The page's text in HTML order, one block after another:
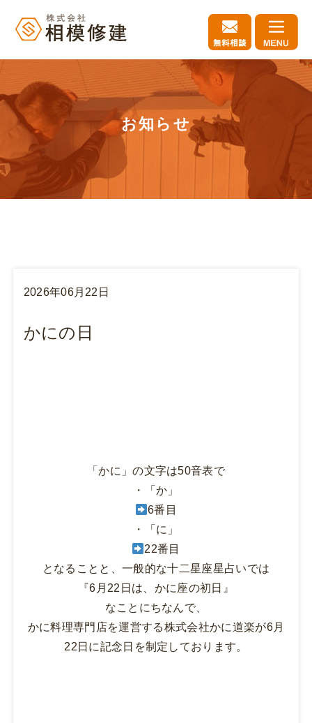
お知らせ
2026年06月22日
かにの日
「かに」の文字は50音表で
・「か」
6番目
・「に」
22番目
となることと、一般的な十二星座星占いでは
『6月22日は、かに座の初日』
なことにちなんで、
かに料理専門店を運営する株式会社かに道楽が6月
22日に記念日を制定しております。